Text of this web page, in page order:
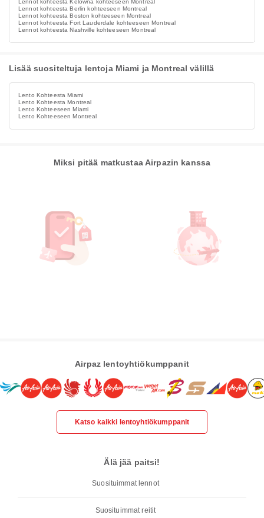
Lennot kohteesta Kelowna kohteeseen Montreal
Lennot kohteesta Berlin kohteeseen Montreal
Lennot kohteesta Boston kohteeseen Montreal
Lennot kohteesta Fort Lauderdale kohteeseen Montreal
Lennot kohteesta Nashville kohteeseen Montreal
Lisää suositeltuja lentoja Miami ja Montreal välillä
Lento Kohteesta Miami
Lento Kohteesta Montreal
Lento Kohteeseen Miami
Lento Kohteeseen Montreal
Miksi pitää matkustaa Airpazin kanssa
Airpaz lentoyhtiökumppanit
Katso kaikki lentoyhtiökumppanit
Älä jää paitsi!
Suosituimmat lennot
Suosituimmat reitit